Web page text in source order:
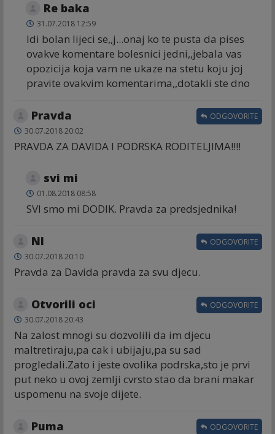
Re baka
31.07.2018 12:59
Idi bolan lijeci se,,j...onaj ko te pusta da pises
ovakve komentare bolesnici jedni,,jebala vas
opozicija koja vam ne ukaze na stetu koju joj
pravite ovakvim komentarima,,dotakli ste dno
Pravda
30.07.2018 20:02
PRAVDA ZA DAVIDA I PODRSKA RODITELJIMA!!!!
ODGOVORITE
svi mi
01.08.2018 08:58
SVI smo mi DODIK. Pravda za predsjednika!
NI
30.07.2018 20:10
Pravda za Davida pravda za svu djecu.
ODGOVORITE
Otvorili oci
30.07.2018 20:43
Na zalost mnogi su dozvolili da im djecu
maltretiraju,pa cak i ubijaju,pa su sad
progledali.Zato i jeste ovolika podrska,sto je prvi
put neko u ovoj zemlji cvrsto stao da brani makar
uspomenu na svoje dijete.
ODGOVORITE
Puma ODGOVORITE